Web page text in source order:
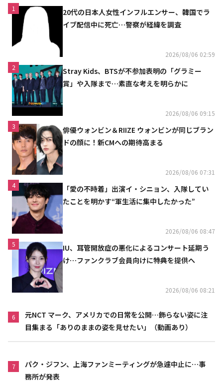
1
20代の日本人女性インフルエンサー、韓国でラ
イブ配信中に死亡…警察が経緯を調査
2026/08/06 02:59
2
Stray Kids、BTSが不参加表明の「グラミー
賞」や入隊まで…素直な考えを明らかに
2026/08/06 09:15
3
俳優ウォンビン＆RIIZE ウォンビンが同じブラン
ドの顔に！新CMへの期待高まる
2026/08/06 07:31
4
「愛の不時着」出演イ・シニョン、入隊してい
たことを明かす“軍生活に集中したかった”
2026/08/06 08:47
5
IU、耳管開放症の悪化によるコンサート延期う
け…ファンクラブ会員向けに特典を提供へ
2026/08/06 08:21
6
元NCT マーク、アメリカでの日常を公開…飾らない姿に注
目集まる「ありのままの姿を見せたい」（動画あり）
7
パク・ジフン、上海ファンミーティングが急遽中止に…事
務所が発表